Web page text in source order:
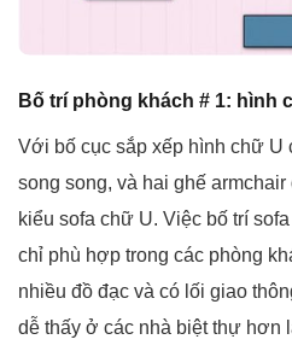
Bố trí phòng khách # 1: hình
Với bố cục sắp xếp hình chữ U
song song, và hai ghế
kiểu sofa chữ U. Việc bố trí
chỉ phù hợp trong các phòng
nhiều đồ đạc và có lối giao
dễ thấy ở các nhà biệt thự hơn